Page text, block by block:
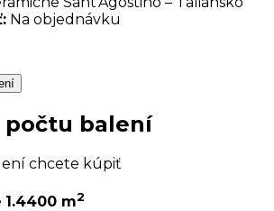
Na objednávku
balení
chcete kúpiť
1.4400 m2